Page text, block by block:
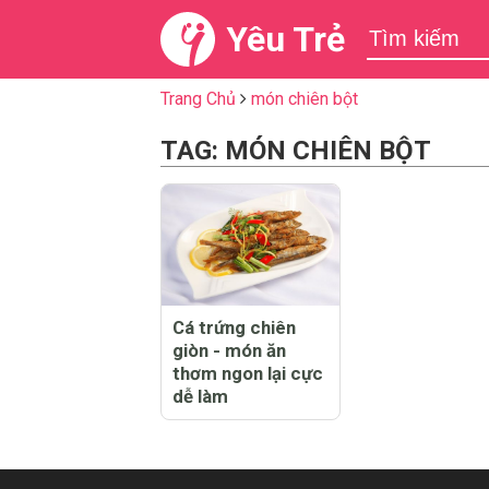
Yêu Trẻ
Trang Chủ món chiên bột
TAG: MÓN CHIÊN BỘT
Cá trứng chiên
giòn - món ăn
thơm ngon lại cực
dễ làm